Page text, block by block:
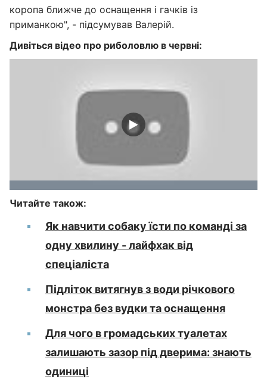
коропа ближче до оснащення і гачків із
приманкою", - підсумував Валерій.
Дивіться відео про риболовлю в червні:
Читайте також:
Як навчити собаку їсти по команді за
одну хвилину - лайфхак від
спеціаліста
Підліток витягнув з води річкового
монстра без вудки та оснащення
Для чого в громадських туалетах
залишають зазор під дверима: знають
одиниці